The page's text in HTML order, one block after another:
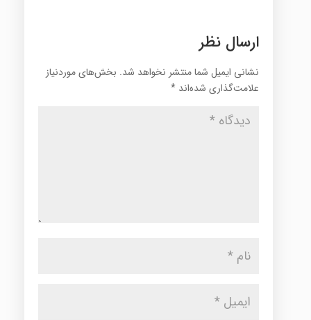
ارسال نظر
نشانی ایمیل شما منتشر نخواهد شد. بخش‌های موردنیاز
علامت‌گذاری شده‌اند *